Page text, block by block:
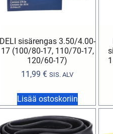
DELI sisärengas 3.50/4.00-
17 (100/80-17, 110/70-17,
120/60-17)
11,99€ SIS. ALV
Lisää ostoskoriin